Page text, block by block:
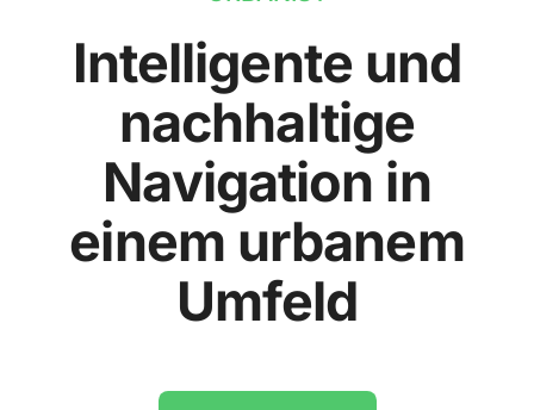
Intelligente und
nachhaltige
Navigation in
einem urbanem
Umfeld